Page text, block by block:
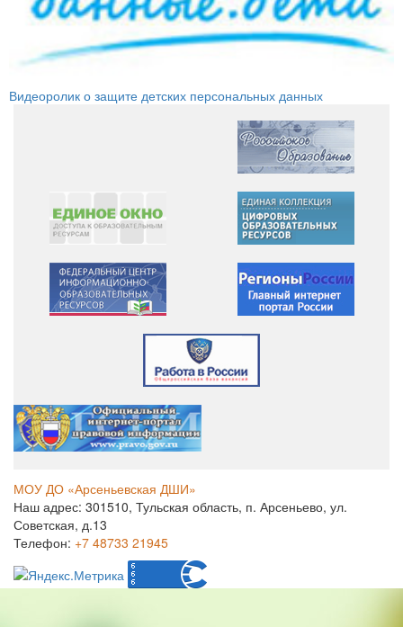
Видеоролик о защите детских персональных данных
МОУ ДО «Арсеньевская ДШИ»
Наш адрес: 301510, Тульская область, п. Арсеньево, ул.
Советская, д.13
Телефон: +7 48733 21945